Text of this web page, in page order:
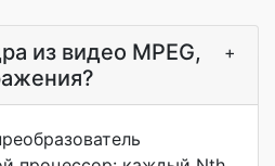
из видео MPEG,
+